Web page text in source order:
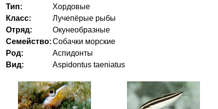
Тип:
Хордовые
Класс:
Лучепёрые рыбы
Отряд:
Окунеобразные
Семейство:Собачки морские
Род:
Аспидонты
Вид:
Aspidontus taeniatus